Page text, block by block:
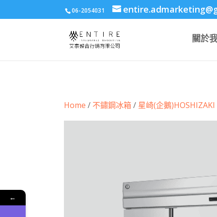
body{font-family: arial,"Microsoft JhengHei","微軟正黑體",sans-serif
06-2054031
關於
Home / 不鏽鋼冰箱/ 星崎(企鵝)HOSHIZAKI
←